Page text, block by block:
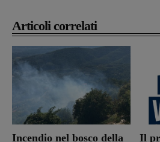
Articoli correlati
Incendio nel bosco della
Il